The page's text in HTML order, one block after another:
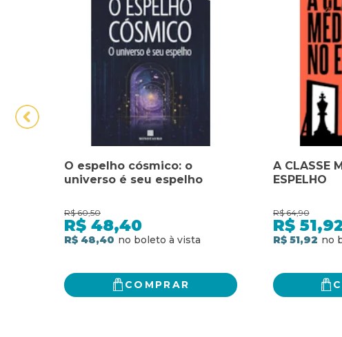
O espelho cósmico: o
universo é seu espelho
R$ 60,50
R$ 48,40
R$ 48,40
COMPRAR
A CLASSE
ESPELHO
R$ 64,90
R$
R$ 51,92